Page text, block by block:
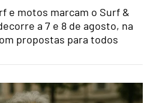
e motos marcam o Surf &
a 7 e 8 de agosto, na
propostas para todos